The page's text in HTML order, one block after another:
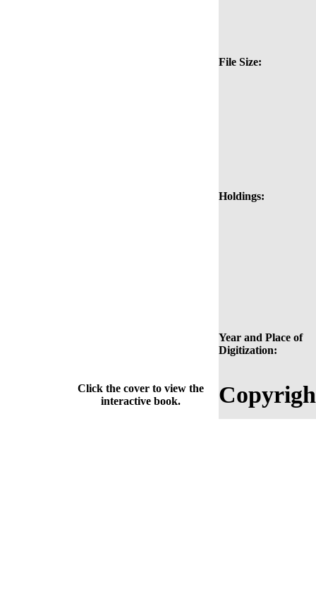
File Size:
Holdings:
Year and Place of
Digitization:
Click the cover to view the
interactive book.